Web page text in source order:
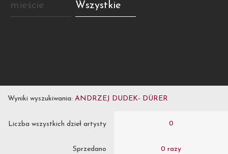
mieście
Wszystkie
Wyniki wyszukiwania: ANDRZEJ DUDEK- DÜRER
Liczba wszystkich dzieł artysty 0
Sprzedano 0 razy